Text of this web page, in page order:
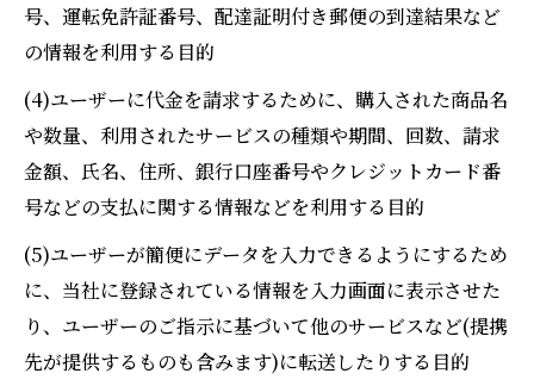
号、運転免許証番号、配達証明付き郵便の到達結果など
の情報を利用する目的
(4)ユーザーに代金を請求するために、購入された商品名
や数量、利用されたサービスの種類や期間、回数、請求
金額、氏名、住所、銀行口座番号やクレジットカード番
号などの支払に関する情報などを利用する目的
(5)ユーザーが簡便にデータを入力できるようにするため
に、当社に登録されている情報を入力画面に表示させた
り、ユーザーのご指示に基づいて他のサービスなど(提携
先が提供するものも含みます)に転送したりする目的